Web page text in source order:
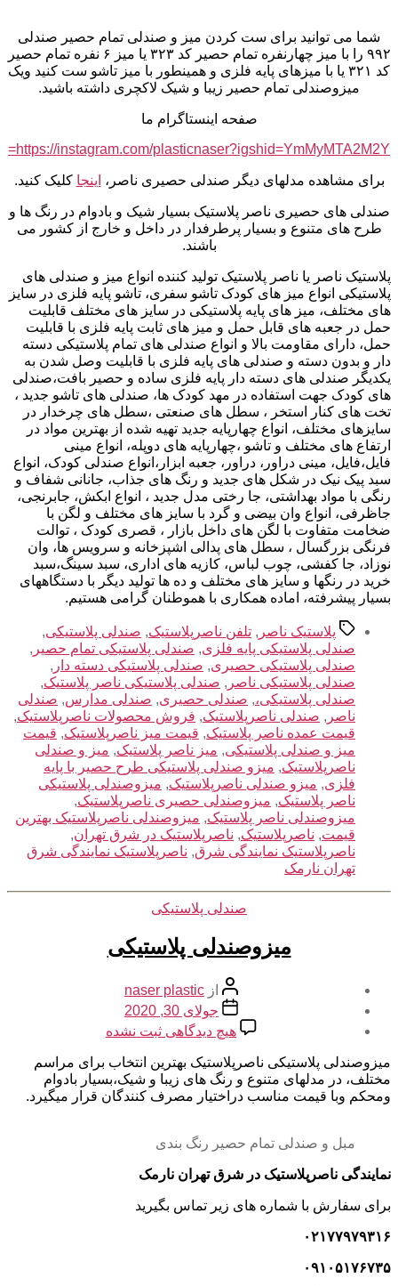
شما می توانید برای ست کردن میز و صندلی تمام حصیر صندلی
۹۹۲ را با میز چهارنفره تمام حصیر کد ۳۲۳ یا میز ۶ نفره تمام حصیر
کد ۳۲۱ یا با میزهای پایه فلزی و همینطور با میز تاشو ست کنید ویک
میزوصندلی تمام حصیر زیبا و شیک لاکچری داشته باشید.
صفحه اینستاگرام ما
https://instagram.com/plasticnaser?igshid=YmMyMTA2M2Y=
برای مشاهده مدلهای دیگر صندلی حصیری ناصر، اینجا کلیک کنید.
صندلی های حصیری ناصر پلاستیک بسیار شیک و بادوام در رنگ ها و
طرح های متنوع و بسیار پرطرفدار در داخل و خارج از کشور می
باشند.
پلاستیک ناصر یا ناصر پلاستیک تولید کننده انواع میز و صندلی های
پلاستیکی انواع میز های کودک تاشو سفری، تاشو پایه فلزی در سایز
های مختلف، میز های پایه پلاستیکی در سایز های مختلف قابلیت
حمل در جعبه های قابل حمل و میز های ثابت پایه فلزی با قابلیت
حمل، دارای مقاومت بالا و انواع صندلی های تمام پلاستیکی دسته
دار و بدون دسته و صندلی های پایه فلزی با قابلیت وصل شدن به
یکدیگر صندلی های دسته دار پایه فلزی ساده و حصیر بافت،صندلی
های کودک جهت استفاده در مهد کودک ها، صندلی های تاشو جدید ،
تخت های کنار استخر ، سطل های صنعتی ،سطل های چرخدار در
سایزهای مختلف، انواع چهارپایه جدید تهیه شده از بهترین مواد در
ارتفاع های مختلف و تاشو ،چهارپایه های دوپله، انواع مینی
فایل،فایل، مینی دراور، دراور، جعبه ابزار،انواع صندلی کودک، انواع
سبد پیک نیک در شکل های جدید و رنگ های جذاب، جانانی شفاف و
رنگی با مواد بهداشتی، جا رختی مدل جدید ، انواع ابکش، جابرنجی،
جاظرفی، انواع وان بیضی و گرد با سایز های مختلف و لگن با
ضخامت متفاوت با لگن های داخل بازار ، قصری کودک ، توالت
فرنگی بزرگسال ، سطل های پدالی اشپزخانه و سرویس ها، وان
نوزاد، جا کفشی، چوب لباس، کازیه های اداری، سبد سینگ،سبد
خرید در رنگها و سایز های مختلف و ده ها تولید دیگر با دستگاههای
بسیار پیشرفته، اماده همکاری با هموطنان گرامی هستیم.
برچسب‌ها
پلاستیک ناصر , تلفن ناصرپلاستیک, صندلی پلاستیکی,
صندلی پلاستیکی پایه فلزی, صندلی پلاستیکی تمام حصیر ,
صندلی پلاستیکی حصیری, صندلی پلاستیکی دسته دار ,
صندلی پلاستیکی ناصر , صندلی پلاستیکی ناصر پلاستیک,
صندلی پلاستیکی،, صندلی حصیری, صندلی مدارس, صندلی
ناصر , صندلی ناصرپلاستیک, فروش محصولات ناصرپلاستیک,
قیمت عمده ناصر پلاستیک, قیمت میز ناصرپلاستیک, قیمت
میز و صندلی پلاستیکی, میز ناصر پلاستیک, میز و صندلی
ناصرپلاستیک, میزو صندلی پلاستیکی طرح حصیر با پایه
فلزی, میزو صندلی ناصرپلاستیک, میزوصندلی پلاستیکی
ناصر پلاستیک, میزوصندلی حصیری ناصرپلاستیک,
میزوصندلی ناصر پلاستیک, میزوصندلی ناصرپلاستیک بهترین
قیمت, ناصرپلاستیک, ناصرپلاستیک در شرق تهران,
ناصرپلاستیک نمایندگی شرق, ناصرپلاستیک نمایندگی شرق
تهران نارمک
دسته‌ها
صندلی پلاستیکی
میزوصندلی پلاستیکی
نویسنده
نوشته
از naser plastic
تاریخ
نوشته
جولای 30, 2020
هیچ دیدگاهی برای
پلاستیکی
ثبت نشده
میزوصندلی پلاستیکی ناصرپلاستیک بهترین انتخاب برای مراسم
مختلف، در مدلهای متنوع و رنگ های زیبا و شیک،بسیار بادوام
ومحکم وبا قیمت مناسب دراختیار مصرف کنندگان قرار میگیرد.
مبل و صندلی تمام حصیر رنگ بندی
نمایندگی ناصرپلاستیک در شرق تهران نارمک
برای سفارش با شماره های زیر تماس بگیرید
۰۲۱۷۷۹۷۹۳۱۶
۰۹۱۰۵۱۷۶۷۳۵